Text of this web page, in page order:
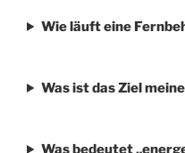
Wie läuft eine
Was ist das Ziel
Was bedeutet